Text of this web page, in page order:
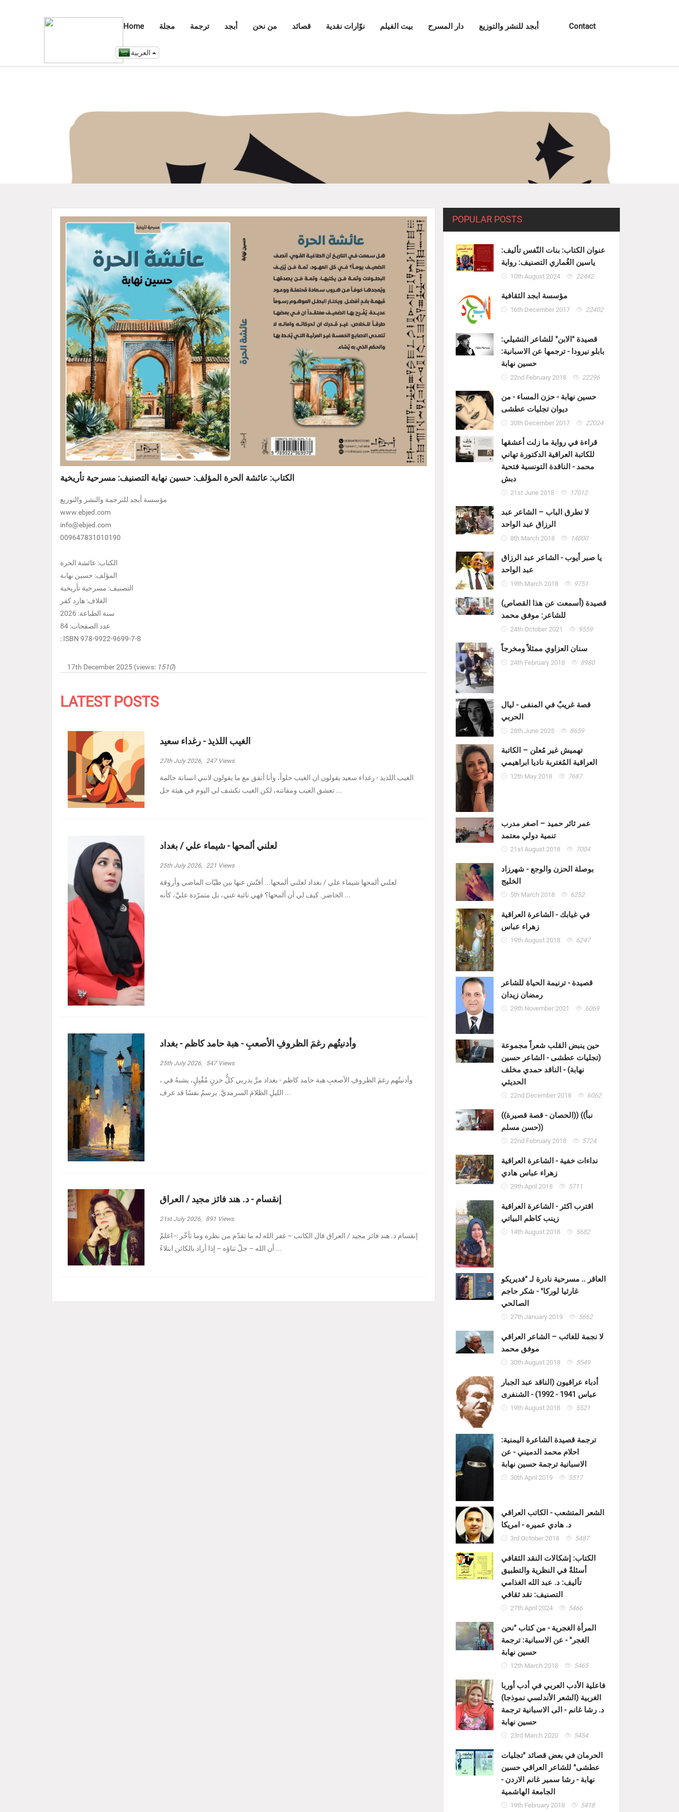
Home مجلة ترجمة أبجد من نحن قصائد نوّارات نقدية بيت الفيلم دار المسرح أبجد للنشر والتوزيع Contact
الكتاب: عائشة الحرة المؤلف: حسين نهابة التصنيف: مسرحية تأريخية
مؤسسة أبجد للترجمة والنشر والتوزيع
www.ebjed.com
info@ebjed.com
009647831010190
الكتاب: عائشة الحرة
المؤلف: حسين نهابة
التصنيف: مسرحية تأريخية
الغلاف: هارد كفر
سنة الطباعة: 2026
عدد الصفحات: 84
: ISBN 978-9922-9699-7-8
17th December 2025 (views: 1510)
LATEST POSTS
الغيب اللذيذ - رغداء سعيد
27th July 2026, 247Views
الغيب اللذيذ - رغداء سعيد يقولون ان الغيب حلواً، وأنا أتفق مع ما يقولون لانني انسانة حالمة
تعشق الغيب ومفاتنه، لكن الغيب تكشف لي اليوم في هيئة حل ...
لعلني ألمحها - شيماء علي / بغداد
25th July 2026, 221 Views
لعلني ألمحها شيماء علي / بغداد لعلني ألمحها... أفتّش عنها بين طيّات الماضي وأروقة
الحاضر. كيف لي أن ألمحها؟ فهي نائية عني، بل متمرّدة عليَّ، كأنه ...
وأدنيتُهم رغمَ الظروفِ الأصعبِ - هبة حامد كاظم - بغداد
25th July 2026, 547Views
، وأدنيتُهم رغمَ الظروفِ الأصعبِ هبة حامد كاظم - بغداد مرَّ بدربي كلُّ حزنٍ مُقْبِلٍ، يشبهُ في
الليلِ الظلامَ السرمديَّ. يرسمُ نفسًا قد عرف ...
إنقسام - د. هند فائز مجيد / العراق
21st July 2026, 891 Views
إنقسام د. هند فائز مجيد / العراق ‏قال الكاتب – غفر الله له ما تقدّم من نظره وما تأخّر :- ‏اعلمْ
أن الله – جلّ ثناؤه – إذا أراد بالكائن ابتلاءً ...
POPULAR POSTS
عنوان الكتاب: بنات النّفس تأليف:
ياسين الغُماري التصنيف: رواية
10th August 2024 22442
مؤسسة ابجد الثقافية
16th December 2017 22402
قصيدة "الابن" للشاعر التشيلي:
بابلو نيرودا - ترجمها عن الاسبانية:
حسين نهابة
22nd February 2018 22296
حسين نهابة - حزن المساء - من
ديوان تجليات عطشى
30th December 2017 22024
قراءة في رواية ما زلت أعشقها
للكاتبة العراقية الدكتورة تهاني
محمد - الناقدة التونسية فتحية
دبش
21st June 2018 17012
لا تطرق الباب – الشاعر عبد
الرزاق عبد الواحد
8th March 2018 14000
يا صبر أيوب - الشاعر عبد الرزاق
عبد الواحد
19th March 2018 9751
قصيدة (أسمعت عن هذا القصاص)
للشاعر: موفق محمد
24th October 2021 9559
سنان العزاوي ممثلاً ومخرجاً
24th February 2018 8980
قصة غريبٌ في المنفى - ليال
الحربي
28th June 2025 8659
تهميش غير مُعلن – الكاتبة
العراقية المُغتربة ناديا ابراهيمي
12th May 2018 7687
عمر ثائر حميد – اصغر مدرب
تنمية دولي معتمد
21st August 2018 7004
بوصلة الحزن والوجع - شهرزاد
الخليج
5th March 2018 6252
في غيابك - الشاعرة العراقية
زهراء عباس
19th August 2018 6247
قصيدة - ترنيمة الحياة للشاعر
رمضان زيدان
29th November 2021 6069
حين ينبض القلب شعراً مجموعة
(تجليات عطشى - الشاعر حسين
نهابة) - الناقد حمدي مخلف
الحديثي
22nd December 2018 6062
((الحصان - قصة قصيرة)) ((نبأ
حسن مسلم))
22nd February 2018 5724
نداءات خفية - الشاعرة العراقية
زهراء عباس هادي
29th April 2018 5711
اقترب اكثر - الشاعرة العراقية
زينب كاظم البياتي
14th August 2018 5682
العاقر .. مسرحية نادرة لـ "فديريكو
غارثيا لوركا" - شكر حاجم
الصالحي
27th January 2019 5662
لا نجمة للغائب – الشاعر العراقي
موفق محمد
30th August 2018 5549
أدباء عراقيون (الناقد عبد الجبار
عباس 1941 - 1992) - الشنفرى
19th August 2018 5521
ترجمة قصيدة الشاعرة اليمنية:
احلام محمد الدميني - عن
الاسبانية ترجمة حسين نهابة
30th April 2019 5517
الشعر المتشعب - الكاتب العراقي
د. هادي عميره - امريكا
3rd October 2018 5487
الكتاب: إشكالات النقد الثقافي
أسئلةٌ في النظرية والتطبيق
تأليف: د. عبد الله الغذامي
التصنيف: نقد ثقافي
27th April 2024 5466
المرأة الغجرية - من كتاب "نحن
الغجر" - عن الاسبانية: ترجمة
حسين نهابة
12th March 2018 5465
فاعلية الأدب العربي في أدب أوربا
الغربية (الشعر الأندلسي نموذجا)
د. رشا غانم - الى الاسبانية ترجمة
حسين نهابة
23rd March 2020 5454
الحرمان في بعض قصائد "تجليات
عطشى" للشاعر العراقي حسين
نهابة - رشا سمير غانم الاردن -
الجامعة الهاشمية
19th February 2018 5418